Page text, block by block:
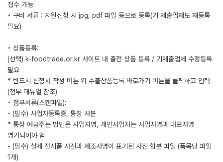
접수 가능
◦ 구비 서류 : 지원신청 시 jpg, pdf 파일 등으로 등록(기 제출업체도 재등록
필요)
◦ 상품등록:
(선택) k-foodtrade.or.kr 사이트 내 출전 상품 등록 / 기제출업체 수정등록
필요
* 반드시 신청서 작성 버튼 위 수출상품등록 바로가기 버튼을 클릭하고 입력
(첨부 매뉴얼 참조)
◦ 첨부서류(스캔파일):
- (필수) 사업자등록증, 통장 사본
* 통장 예금주는 법인은 사업자명, 개인사업자는 사업자명과 대표자명
병기되어야 함
- (필수) 실제 전시품 사진과 제조사명이 표기된 사진 합본 파일 (품목당 파일
1개)